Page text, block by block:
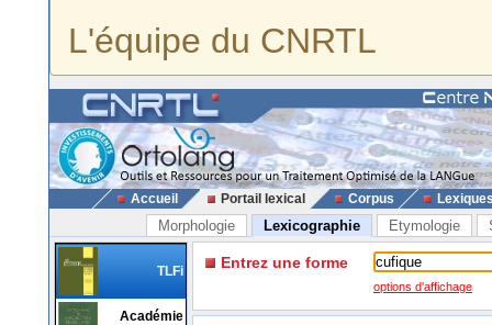
L'équipe du CNRTL
Accueil Portail lexical Corpus
Morphologie Lexicographie Etymologie
TLFi
Académie
Entrez une forme
options d'affichage